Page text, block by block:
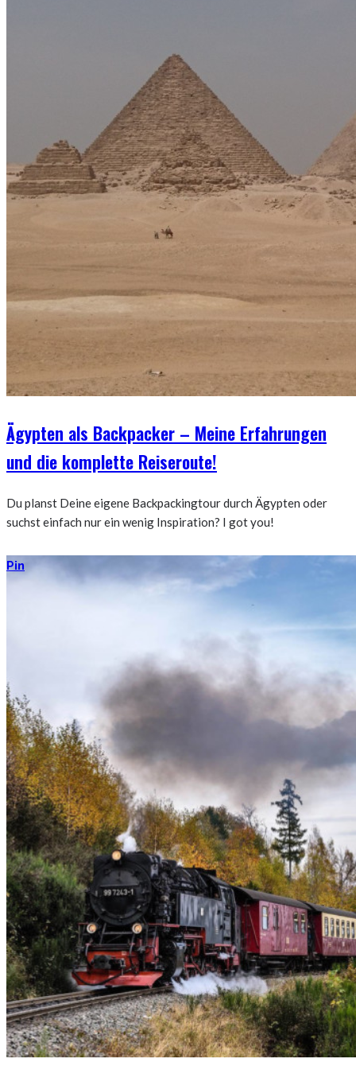
Ägypten als Backpacker – Meine Erfahrungen
und die komplette Reiseroute!
Du planst Deine eigene Backpackingtour durch Ägypten oder
suchst einfach nur ein wenig Inspiration? I got you!
Pin